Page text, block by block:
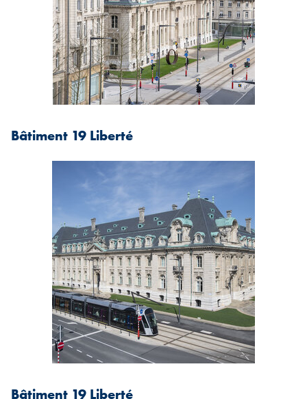
Bâtiment 19 Liberté
Bâtiment 19 Liberté